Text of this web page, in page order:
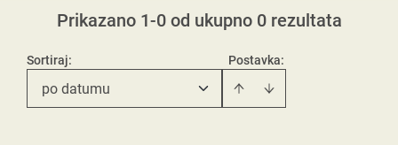
Prikazano 1-0 od ukupno 0 rezultata
Postavka:
Sortiraj:
po datumu